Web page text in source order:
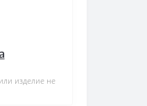
изделие не